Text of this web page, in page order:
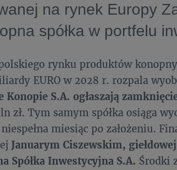
na rynek Europy
spółka w portfelu
rynku produktów
EURO w 2028 r. rozpala
Konopie S.A. ogłaszają
zł. Tym samym spółka osiąga
miesiąc po założeniu.
Januarym Ciszewskim,
Spółka Inwestycyjna S.A. Środki